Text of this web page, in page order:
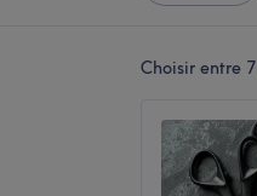
Choisir entre 7